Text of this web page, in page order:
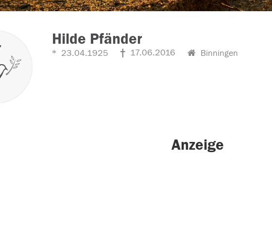
Hilde Pfänder
23.04.1925 17.06.2016 Binningen
Anzeige